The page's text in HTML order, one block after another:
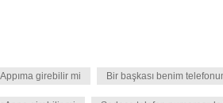
girebilir mi Bir başkası benim